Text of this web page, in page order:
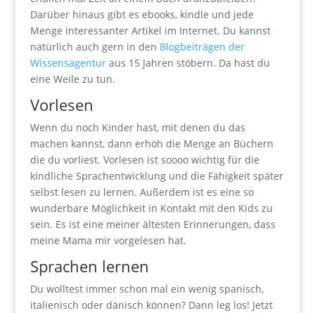
Darüber hinaus gibt es ebooks, kindle und jede
Menge interessanter Artikel im Internet. Du kannst
natürlich auch gern in den Blogbeiträgen der
Wissensagenturaus 15 Jahren stöbern. Da hast du
eine Weile zu tun.
Vorlesen
Wenn du noch Kinder hast, mit denen du das
machen kannst, dann erhöh die Menge an Büchern
die du vorliest. Vorlesen ist soooo wichtig für die
kindliche Sprachentwicklung und die Fähigkeit später
selbst lesen zu lernen. Außerdem ist es eine so
wunderbare Möglichkeit in Kontakt mit den Kids zu
sein. Es ist eine meiner ältesten Erinnerungen, dass
meine Mama mir vorgelesen hat.
Sprachen lernen
Du wolltest immer schon mal ein wenig spanisch,
italienisch oder dänisch können? Dann leg los! Jetzt